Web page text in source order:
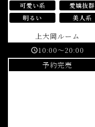
可愛い系
愛嬌抜群
明るい
美人系
上大岡ルーム
schedule10:00～20:00
予約完売